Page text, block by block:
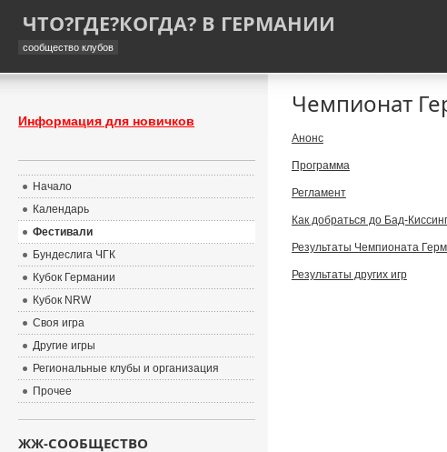
ЧТО?ГДЕ?КОГДА? В ГЕРМАНИИ
сообщество клубов
Чемпионат
Анонс
Программа
Регламент
Как добраться до Бад-
Результаты Чемпионата
Результаты других игр
Информация для новичков
Начало
Календарь
Фестивали
Бундеслига ЧГК
Кубок Германии
Кубок NRW
Своя игра
Другие игры
Региональные клубы и организация
Прочее
ЖЖ-СООБЩЕСТВО